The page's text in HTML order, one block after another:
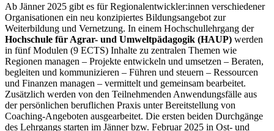
Ab Jänner 2025 gibt es für Regionalentwickler:innen verschiedener
Organisationen ein neu konzipiertes Bildungsangebot zur
Weiterbildung und Vernetzung. In einem Hochschullehrgang der
Hochschule für Agrar- und Umweltpädagogik (HAUP) werden
in fünf Modulen (9 ECTS) Inhalte zu zentralen Themen wie
Regionen managen – Projekte entwickeln und umsetzen – Beraten,
begleiten und kommunizieren – Führen und steuern – Ressourcen
und Finanzen managen – vermittelt und gemeinsam bearbeitet.
Zusätzlich werden von den Teilnehmenden Anwendungsfälle aus
der persönlichen beruflichen Praxis unter Bereitstellung von
Coaching-Angeboten ausgearbeitet. Die ersten beiden Durchgänge
des Lehrgangs starten im Jänner bzw. Februar 2025 in Ost- und